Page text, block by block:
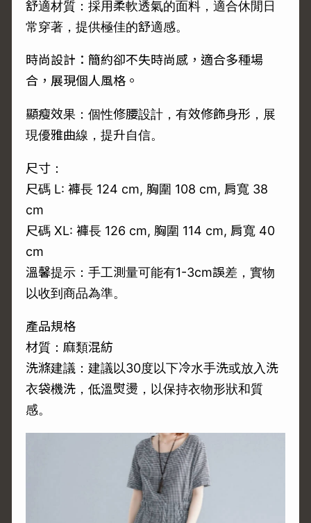
舒適材質：採用柔軟透氣的面料，適合休閒日
常穿著，提供極佳的舒適感。
時尚設計：簡約卻不失時尚感，適合多種場
合，展現個人風格。
顯瘦效果：個性修腰設計，有效修飾身形，展
現優雅曲線，提升自信。
尺寸：
尺碼 L: 褲長 124 cm, 胸圍 108 cm, 肩寬 38
cm
尺碼 XL: 褲長 126 cm, 胸圍 114 cm, 肩寬 40
cm
溫馨提示：手工測量可能有1-3cm誤差，實物
以收到商品為準。
產品規格
材質：麻類混紡
洗滌建議：建議以30度以下冷水手洗或放入洗
衣袋機洗，低溫熨燙，以保持衣物形狀和質
感。